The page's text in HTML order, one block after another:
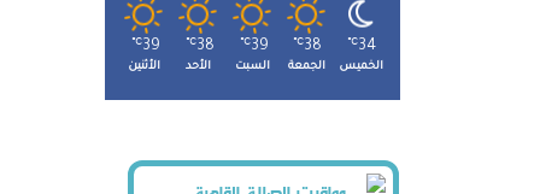
34
℃
الخميس
38
℃
الجمعة
39
℃
السبت
38
℃
الأحد
39
℃
الأثنين